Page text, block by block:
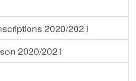
2020/2021
2020/2021